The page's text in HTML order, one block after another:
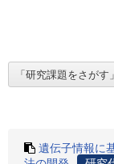
遺伝子情報に